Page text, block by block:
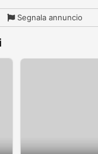
Segnala annuncio